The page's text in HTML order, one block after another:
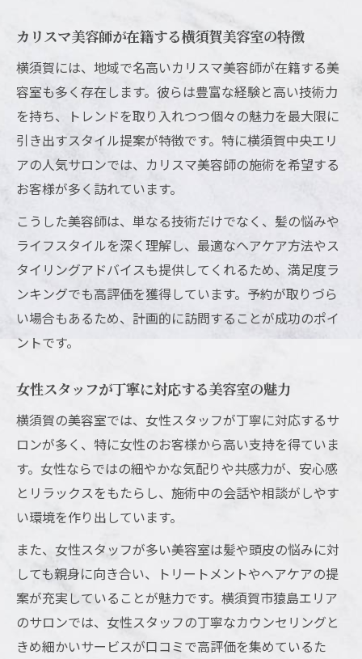
SNSや口コミサイトの情報をどう活用する
理想のヘアスタイルを叶える横須賀の美容室事
情
横須賀美容室で理想のヘアスタイルを相談
髪質改善やトリートメントの充実度を比較
カリスマ美容師による提案型カウンセリン
グ
最新トレンドを押さえた美容室の工夫とは
個人美容室ならではの柔軟な対応に注目
口コミやランキングで見極める美容室の技術力
横須賀で技術力が高い美容室を選ぶコツ
ランキング常連美容室のスタイリスト特徴
メンズからも人気の技術力ある美容室を解
説
女性におすすめの横須賀美容室を徹底分析
女性に嬉しい横須賀美容室のサービス特徴
50代から支持される美容室選びのポイント
横須賀で女性スタッフ多数のサロンの魅力
髪質改善に強い美容室の実例と評判を紹介
トレンドヘアを叶える人気美容室の傾向
カリスマ美容師が在籍する横須賀美容室の特徴
横須賀には、地域で名高いカリスマ美容師が在籍する美
容室も多く存在します。彼らは豊富な経験と高い技術力
を持ち、トレンドを取り入れつつ個々の魅力を最大限に
引き出すスタイル提案が特徴です。特に横須賀中央エリ
アの人気サロンでは、カリスマ美容師の施術を希望する
お客様が多く訪れています。
こうした美容師は、単なる技術だけでなく、髪の悩みや
ライフスタイルを深く理解し、最適なヘアケア方法やス
タイリングアドバイスも提供してくれるため、満足度ラ
ンキングでも高評価を獲得しています。予約が取りづら
い場合もあるため、計画的に訪問することが成功のポイ
ントです。
女性スタッフが丁寧に対応する美容室の魅力
横須賀の美容室では、女性スタッフが丁寧に対応するサ
ロンが多く、特に女性のお客様から高い支持を得ていま
す。女性ならではの細やかな気配りや共感力が、安心感
とリラックスをもたらし、施術中の会話や相談がしやす
い環境を作り出しています。
また、女性スタッフが多い美容室は髪や頭皮の悩みに対
しても親身に向き合い、トリートメントやヘアケアの提
案が充実していることが魅力です。横須賀市猿島エリア
のサロンでは、女性スタッフの丁寧なカウンセリングと
きめ細かいサービスが口コミで高評価を集めているた